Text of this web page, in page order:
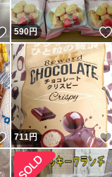
いいね！
590円
いいね！
711円